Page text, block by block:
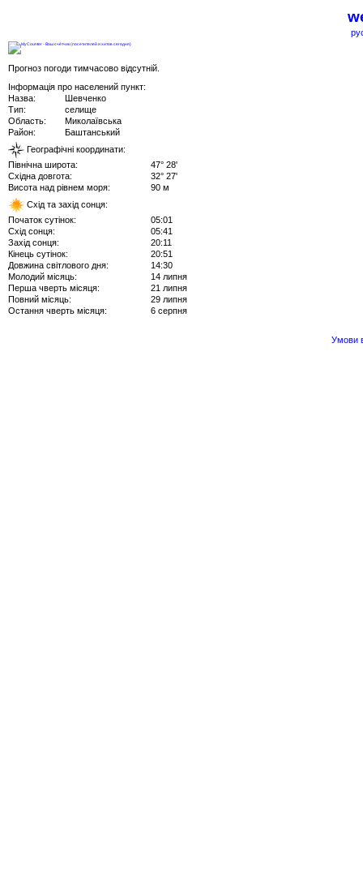
Прогноз погоди тимчасово відсутній.
Інформація про населений пункт:
Назва:
Шевченко
Тип:
селище
Область:
Миколаївська
Район:
Баштанський
Географічні координати:
Північна широта:
47° 28'
Східна довгота:
32° 27'
Висота над рівнем моря:
90 м
Схід та захід сонця:
Початок сутінок:
05:01
Схід сонця:
05:41
Захід сонця:
20:11
Кінець сутінок:
20:51
Довжина світлового дня:
14:30
Молодий місяць:
14 липня
Перша чверть місяця:
21 липня
Повний місяць:
29 липня
Остання чверть місяця:
6 серпня
Умови